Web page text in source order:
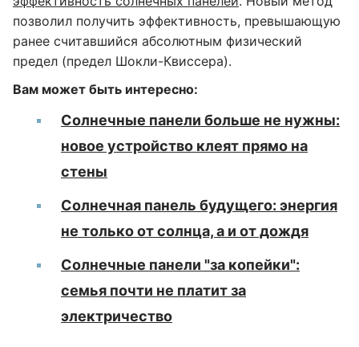
позволил получить эффективность, превышающую
ранее считавшийся абсолютным физический
предел (предел Шокли-Квиссера).
Вам может быть интересно:
Солнечные панели больше не нужны:
новое устройство клеят прямо на
стены
Солнечная панель будущего: энергия
не только от солнца, а и от дождя
Солнечные панели "за копейки":
семья почти не платит за
электричество